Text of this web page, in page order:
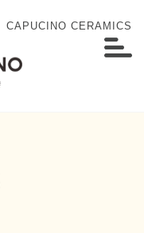
CAPUCINO CERAMICS